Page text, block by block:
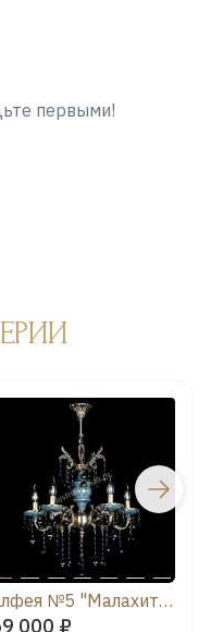
первыми!
Алфея №5 "Малахит" шар черная
000 ₽